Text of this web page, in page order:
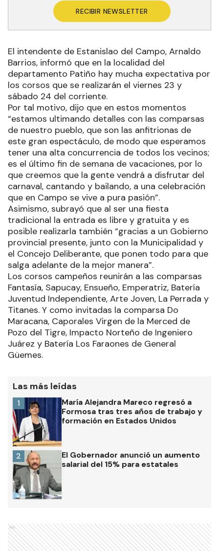
RECIBIR NEWSLETTER
El intendente de Estanislao del Campo, Arnaldo
Barrios, informó que en la localidad del
departamento Patiño hay mucha expectativa por
los corsos que se realizarán el viernes 23 y
sábado 24 del corriente.
Por tal motivo, dijo que en estos momentos
“estamos ultimando detalles con las comparsas
de nuestro pueblo, que son las anfitrionas de
este gran espectáculo, de modo que esperamos
tener una alta concurrencia de todos los vecinos;
es el último fin de semana de vacaciones, por lo
que creemos que la gente vendrá a disfrutar del
carnaval, cantando y bailando, a una celebración
que en Campo se vive a pura pasión”.
Asimismo, subrayó que al ser una fiesta
tradicional la entrada es libre y gratuita y es
posible realizarla también “gracias a un Gobierno
provincial presente, junto con la Municipalidad y
el Concejo Deliberante, que ponen todo para que
salga adelante de la mejor manera”.
Los corsos campeños reunirán a las comparsas
Fantasía, Sapucay, Ensueño, Emperatriz, Batería
Juventud Independiente, Arte Joven, La Perrada y
Titanes. Y como invitadas la comparsa Do
Maracana, Caporales Virgen de la Merced de
Pozo del Tigre, Impacto Norteño de Ingeniero
Juárez y Batería Los Faraones de General
Güemes.
Las más leídas
María Alejandra Mareco regresó a
Formosa tras tres años de trabajo y
formación en Estados Unidos
1
El Gobernador anunció un aumento
salarial del 15% para estatales
2
Ads